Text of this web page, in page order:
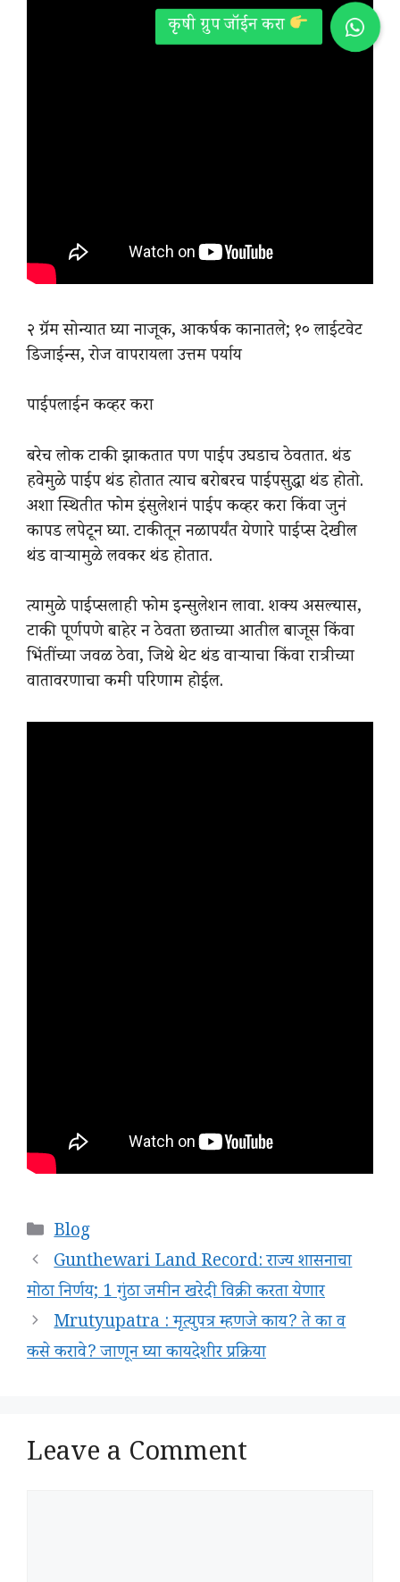
२ ग्रॅम सोन्यात घ्या नाजूक, आकर्षक कानातले; १० लाईटवेट
डिजाईन्स, रोज वापरायला उत्तम पर्याय
पाईपलाईन कव्हर करा
बरेच लोक टाकी झाकतात पण पाईप उघडाच ठेवतात. थंड
हवेमुळे पाईप थंड होतात त्याच बरोबरच पाईपसुद्धा थंड होतो.
अशा स्थितीत फोम इंसुलेशनं पाईप कव्हर करा किंवा जुनं
कापड लपेटून घ्या. टाकीतून नळापर्यंत येणारे पाईप्स देखील
थंड वाऱ्यामुळे लवकर थंड होतात.
त्यामुळे पाईप्सलाही फोम इन्सुलेशन लावा. शक्य असल्यास,
टाकी पूर्णपणे बाहेर न ठेवता छताच्या आतील बाजूस किंवा
भिंतींच्या जवळ ठेवा, जिथे थेट थंड वाऱ्याचा किंवा रात्रीच्या
वातावरणाचा कमी परिणाम होईल.
Categories
Blog
Gunthewari Land Record: राज्य शासनाचा
मोठा निर्णय; 1 गुंठा जमीन खरेदी विक्री करता येणार
Mrutyupatra : मृत्युपत्र म्हणजे काय? ते का व
कसे करावे? जाणून घ्या कायदेशीर प्रक्रिया
Leave a Comment